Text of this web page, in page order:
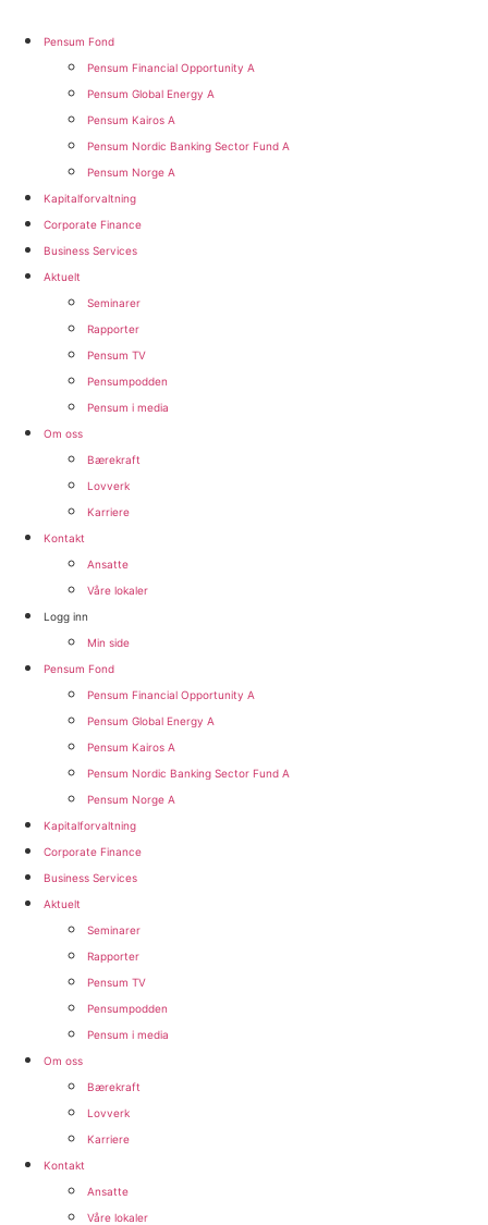
Pensum Fond
Pensum Financial Opportunity A
Pensum Global Energy A
Pensum Kairos A
Pensum Nordic Banking Sector Fund A​
Pensum Norge A​
Kapitalforvaltning
Corporate Finance
Business Services
Aktuelt
Seminarer
Rapporter
Pensum TV
Pensumpodden
Pensum i media
Om oss
Bærekraft
Lovverk
Karriere
Kontakt
Ansatte
Våre lokaler
Logg inn
Min side
Pensum Fond
Pensum Financial Opportunity A
Pensum Global Energy A
Pensum Kairos A
Pensum Nordic Banking Sector Fund A​
Pensum Norge A​
Kapitalforvaltning
Corporate Finance
Business Services
Aktuelt
Seminarer
Rapporter
Pensum TV
Pensumpodden
Pensum i media
Om oss
Bærekraft
Lovverk
Karriere
Kontakt
Ansatte
Våre lokaler